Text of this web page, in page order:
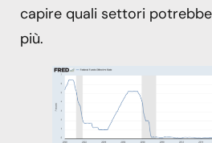
capire quali settori
più.